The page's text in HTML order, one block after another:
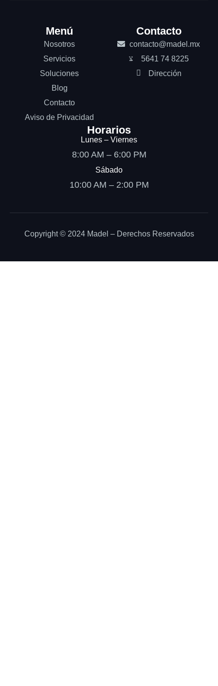
Menú
Nosotros
Servicios
Soluciones
Blog
Contacto
Aviso de Privacidad
Contacto
contacto@madel.mx
5641 74 8225
Dirección
Horarios
Lunes – Viernes
8:00 AM – 6:00 PM
Sábado
10:00 AM – 2:00 PM
Copyright © 2024 Madel – Derechos Reservados